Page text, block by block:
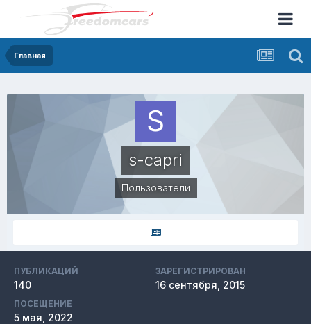
Главная
s-capri
Пользователи
ПУБЛИКАЦИЙ
140
ЗАРЕГИСТРИРОВАН
16 сентября, 2015
ПОСЕЩЕНИЕ
5 мая, 2022